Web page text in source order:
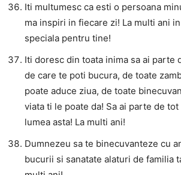
Iti multumesc ca esti o persoana
ma inspiri in fiecare zi! La multi ani
speciala pentru tine!
Iti doresc din toata inima sa ai parte
de care te poti bucura, de toate
poate aduce ziua, de toate
viata ti le poate da! Sa ai parte de
lumea asta! La multi ani!
Dumnezeu sa te binecuvanteze cu
bucurii si sanatate alaturi de familia